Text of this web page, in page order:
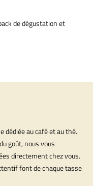
de dégustation et
dédiée au café et au thé.
goût, nous vous
directement chez vous.
font de chaque tasse